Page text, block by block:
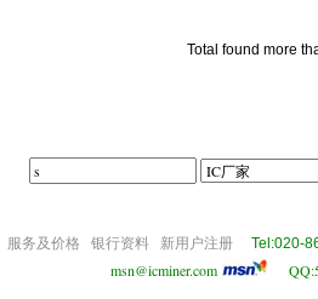
Total found more
服务及价格 银行资料 新用户注册 Tel:020-
msn@icminer.com